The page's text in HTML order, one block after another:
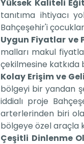
Yüksek Kaliteli
tanıtıma ihtiyacı
Bahçeşehir'i
Uygun Fiyatlar ve
malları makul
çekilmesine
Kolay Erişim ve
bölgeyi bir yandan
iddialı proje
arterlerinden biri
bölgeye özel araçla
Çeşitli Dinlenme